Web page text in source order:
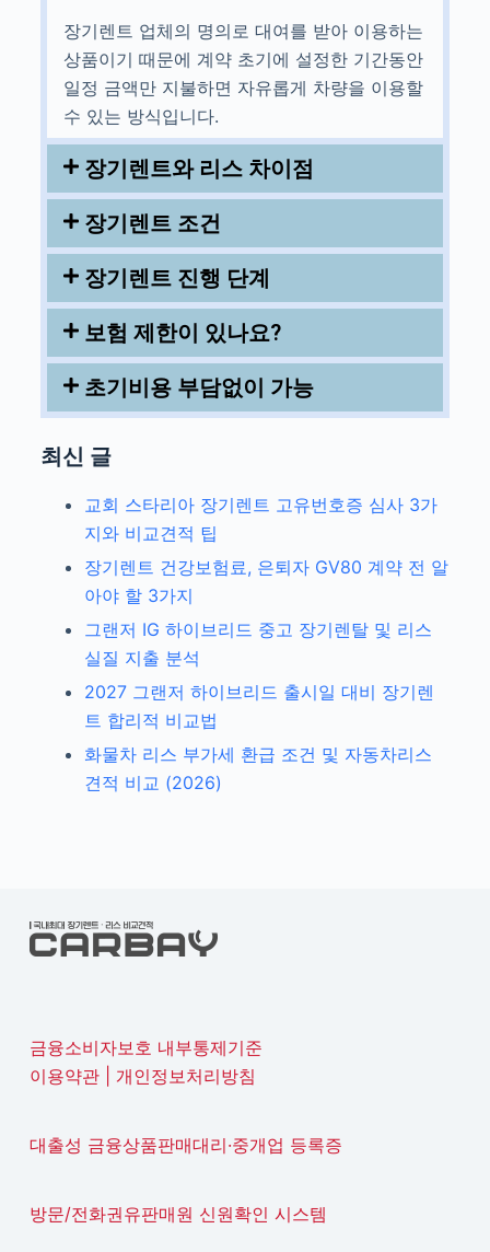
장기렌트 업체의 명의로 대여를 받아 이용하는
상품이기 때문에 계약 초기에 설정한 기간동안
일정 금액만 지불하면 자유롭게 차량을 이용할
수 있는 방식입니다.
장기렌트와 리스 차이점
장기렌트 조건
장기렌트 진행 단계
보험 제한이 있나요?
초기비용 부담없이 가능
최신 글
교회 스타리아 장기렌트 고유번호증 심사 3가
지와 비교견적 팁
장기렌트 건강보험료, 은퇴자 GV80 계약 전 알
아야 할 3가지
그랜저 IG 하이브리드 중고 장기렌탈 및 리스
실질 지출 분석
2027 그랜저 하이브리드 출시일 대비 장기렌
트 합리적 비교법
화물차 리스 부가세 환급 조건 및 자동차리스
견적 비교 (2026)
금융소비자보호 내부통제기준
이용약관| 개인정보처리방침
대출성 금융상품판매대리·중개업 등록증
방문/전화권유판매원 신원확인 시스템